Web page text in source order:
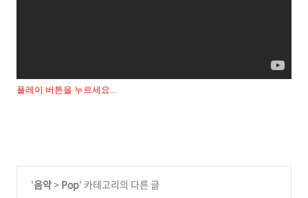
플레이 버튼을 누르세요...
'음악> Pop' 카테고리의 다른 글